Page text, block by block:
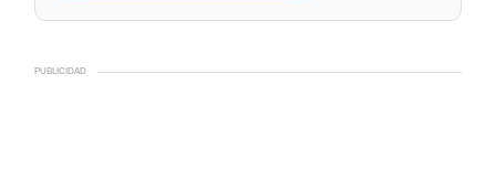
PUBLICIDAD